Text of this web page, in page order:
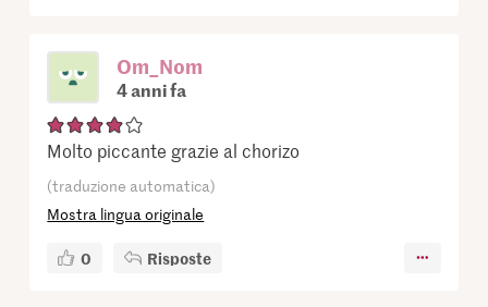
Om_Nom
4 anni fa
Molto piccante grazie al chorizo
(traduzione automatica)
Mostra lingua originale
0 Risposte